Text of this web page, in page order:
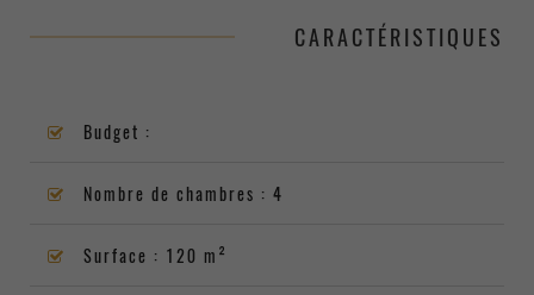
CARACTÉRISTIQUES
Budget :
Nombre de chambres : 4
Surface : 120 m²